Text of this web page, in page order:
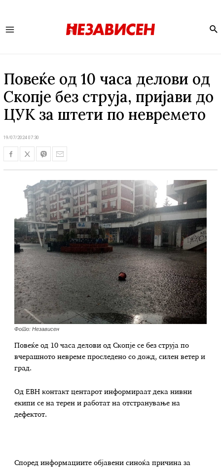
Повеќе од 10 часа делови од
Скопје без струја, пријави до
ЦУК за штети по невремето
19/07/2024 07:30
Фото: Независен
Повеќе од 10 часа делови од Скопје се без струја по
вчерашното невреме проследено со дожд, силен ветер и
град.
Од ЕВН контакт центарот информираат дека нивни
екипи се на терен и работат на отстранување на
дефектот.
Според информациите објавени синоќа причина за